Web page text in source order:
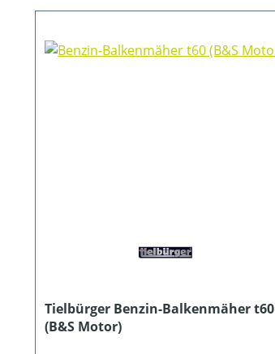
Tielbürger Benzin-Balkenmäher t60
(B&S Motor)